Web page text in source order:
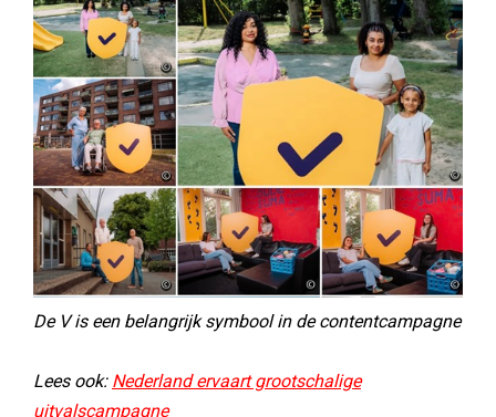
De V is een belangrijk symbool in de contentcampagne
Lees ook: Nederland ervaart grootschalige
uitvalscampagne